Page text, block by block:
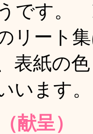
です。
リート
表紙の
います。
献呈）